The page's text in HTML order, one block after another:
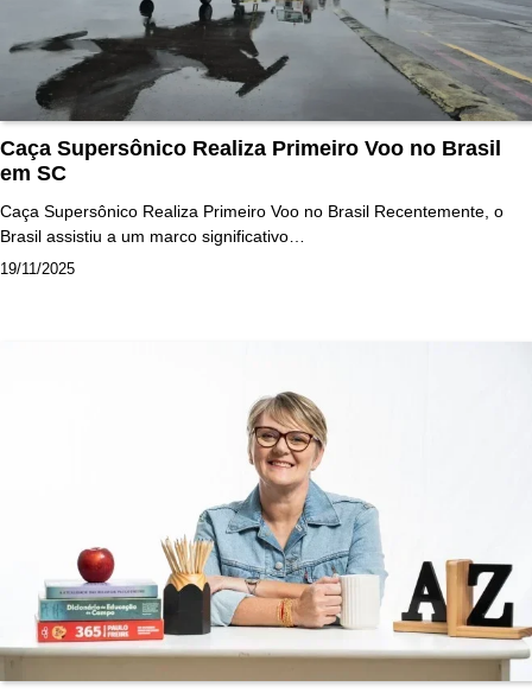
Caça Supersônico Realiza Primeiro Voo no Brasil
em SC
Caça Supersônico Realiza Primeiro Voo no Brasil Recentemente, o
Brasil assistiu a um marco significativo…
19/11/2025